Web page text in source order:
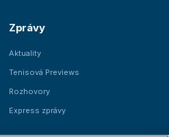
Zprávy
Aktuality
Tenisová Previews
Rozhovory
Express zprávy